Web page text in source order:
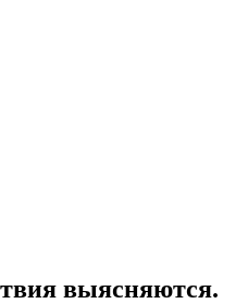
выясняются.